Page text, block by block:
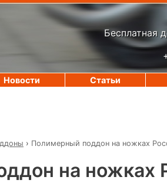
Бесплатная
› Полимерный поддон на ножках
на ножках
Новости Статьи